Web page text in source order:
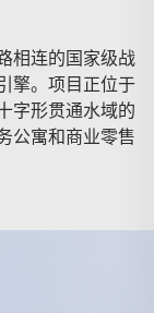
相连的国家级战
擎。项目正位于
字形贯通水域的
公寓和商业零售